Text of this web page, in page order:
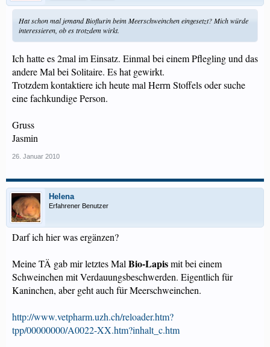
Hat schon mal jemand Bioflurin beim Meerschweinchen eingesetzt? Mich würde
interessieren, ob es trotzdem wirkt.
Ich hatte es 2mal im Einsatz. Einmal bei einem Pflegling und das
andere Mal bei Solitaire. Es hat gewirkt.
Trotzdem kontaktiere ich heute mal Herrn Stoffels oder suche
eine fachkundige Person.
Gruss
Jasmin
26. Januar 2010
Helena
Erfahrener Benutzer
Darf ich hier was ergänzen?
Meine TÄ gab mir letztes Mal Bio-Lapismit bei einem
Schweinchen mit Verdauungsbeschwerden. Eigentlich für
Kaninchen, aber geht auch für Meerschweinchen.
http://www.vetpharm.uzh.ch/reloader.htm?
tpp/00000000/A0022-XX.htm?inhalt_c.htm